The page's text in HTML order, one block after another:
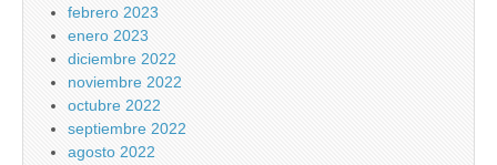
febrero 2023
enero 2023
diciembre 2022
noviembre 2022
octubre 2022
septiembre 2022
agosto 2022